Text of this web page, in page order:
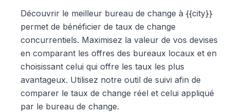
Découvrir le meilleur bureau de change à {{city}}
permet de bénéficier de taux de change
concurrentiels. Maximisez la valeur de vos devises
en comparant les offres des bureaux locaux et en
choisissant celui qui offre les taux les plus
avantageux. Utilisez notre outil de suivi afin de
comparer le taux de change réel et celui appliqué
par le bureau de change.